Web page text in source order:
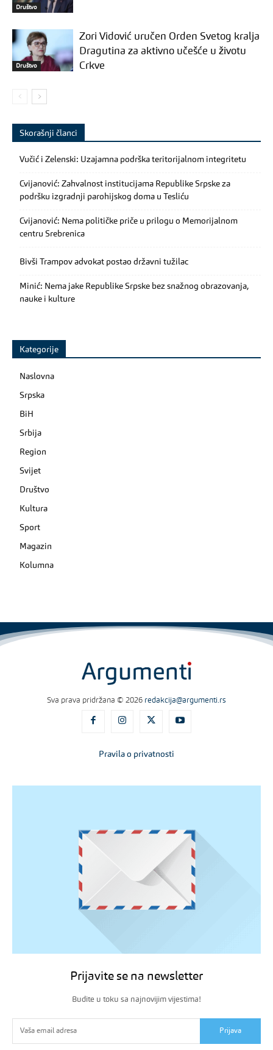
Društvo
Društvo
Zori Vidović uručen Orden Svetog kralja
Dragutina za aktivno učešće u životu
Crkve
Skorašnji članci
Vučić i Zelenski: Uzajamna podrška teritorijalnom integritetu
Cvijanović: Zahvalnost institucijama Republike Srpske za
podršku izgradnji parohijskog doma u Tesliću
Cvijanović: Nema političke priče u prilogu o Memorijalnom
centru Srebrenica
Bivši Trampov advokat postao državni tužilac
Minić: Nema jake Republike Srpske bez snažnog obrazovanja,
nauke i kulture
Kategorije
Naslovna
Srpska
BiH
Srbija
Region
Svijet
Društvo
Kultura
Sport
Magazin
Kolumna
Sva prava pridržana © 2026 redakcija@argumenti.rs
Pravila o privatnosti
Prijavite se na newsletter
Budite u toku sa najnovijim vijestima!
Prijava